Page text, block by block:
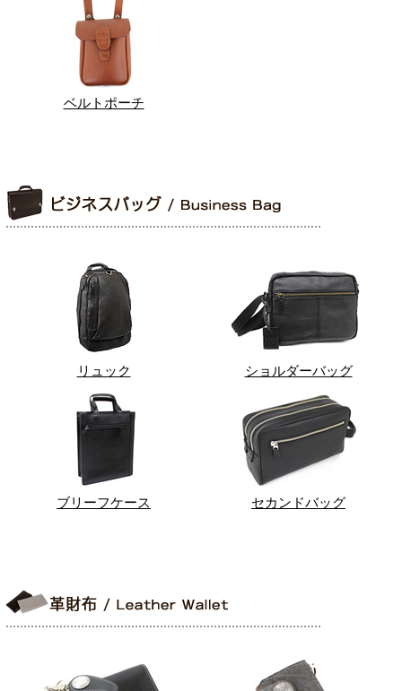
ベルトポーチ
リュック ショルダーバッグ
ブリーフケース セカンドバッグ